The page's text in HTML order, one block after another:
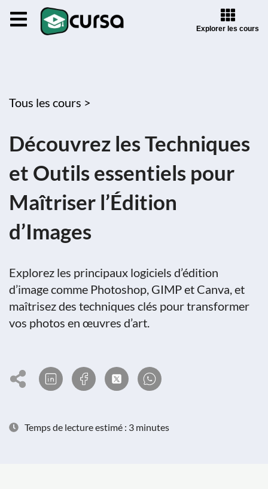
Explorer les cours
Tous les cours >
Découvrez les Techniques
et Outils essentiels pour
Maîtriser l’Édition
d’Images
Explorez les principaux logiciels d’édition
d’image comme Photoshop, GIMP et Canva, et
maîtrisez des techniques clés pour transformer
vos photos en œuvres d’art.
Temps de lecture estimé : 3 minutes